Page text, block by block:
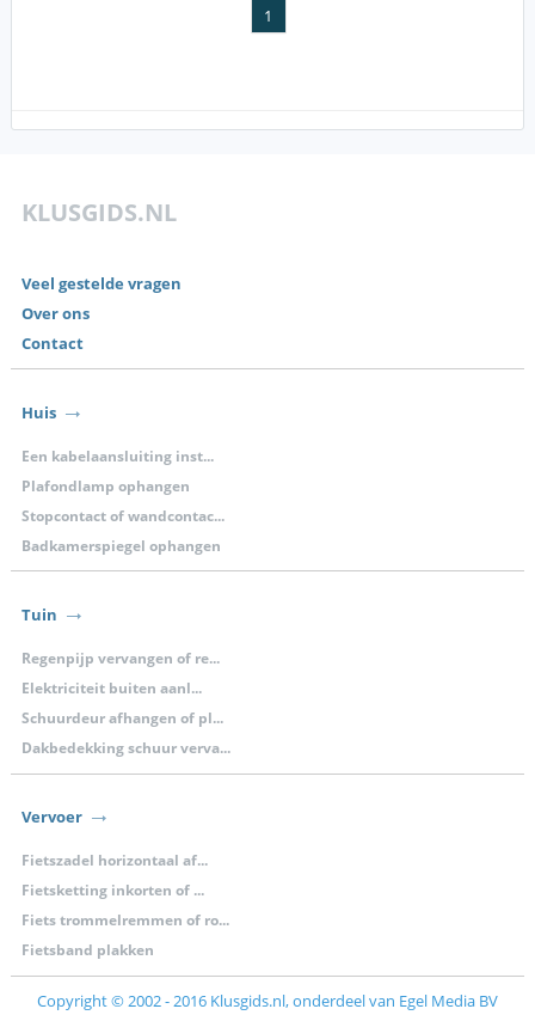
1
KLUSGIDS.NL
Veel gestelde vragen
Over ons
Contact
Huis
Een kabelaansluiting inst...
Plafondlamp ophangen
Stopcontact of wandcontac...
Badkamerspiegel ophangen
Tuin
Regenpijp vervangen of re...
Elektriciteit buiten aanl...
Schuurdeur afhangen of pl...
Dakbedekking schuur verva...
Vervoer
Fietszadel horizontaal af...
Fietsketting inkorten of ...
Fiets trommelremmen of ro...
Fietsband plakken
Copyright © 2002 - 2016Klusgids.nl, onderdeel van Egel Media BV